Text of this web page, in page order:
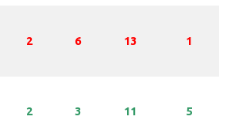
2 6 13 1
2 3 11 5